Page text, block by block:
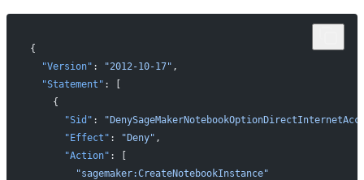
{
  "Version"
: "2012-10-17" ,
  "Statement"
: [
    {
      "Sid"
:
      "Effect"
: "Deny" ,
      "Action"
: [
        "sagemaker:CreateNotebookInstance"